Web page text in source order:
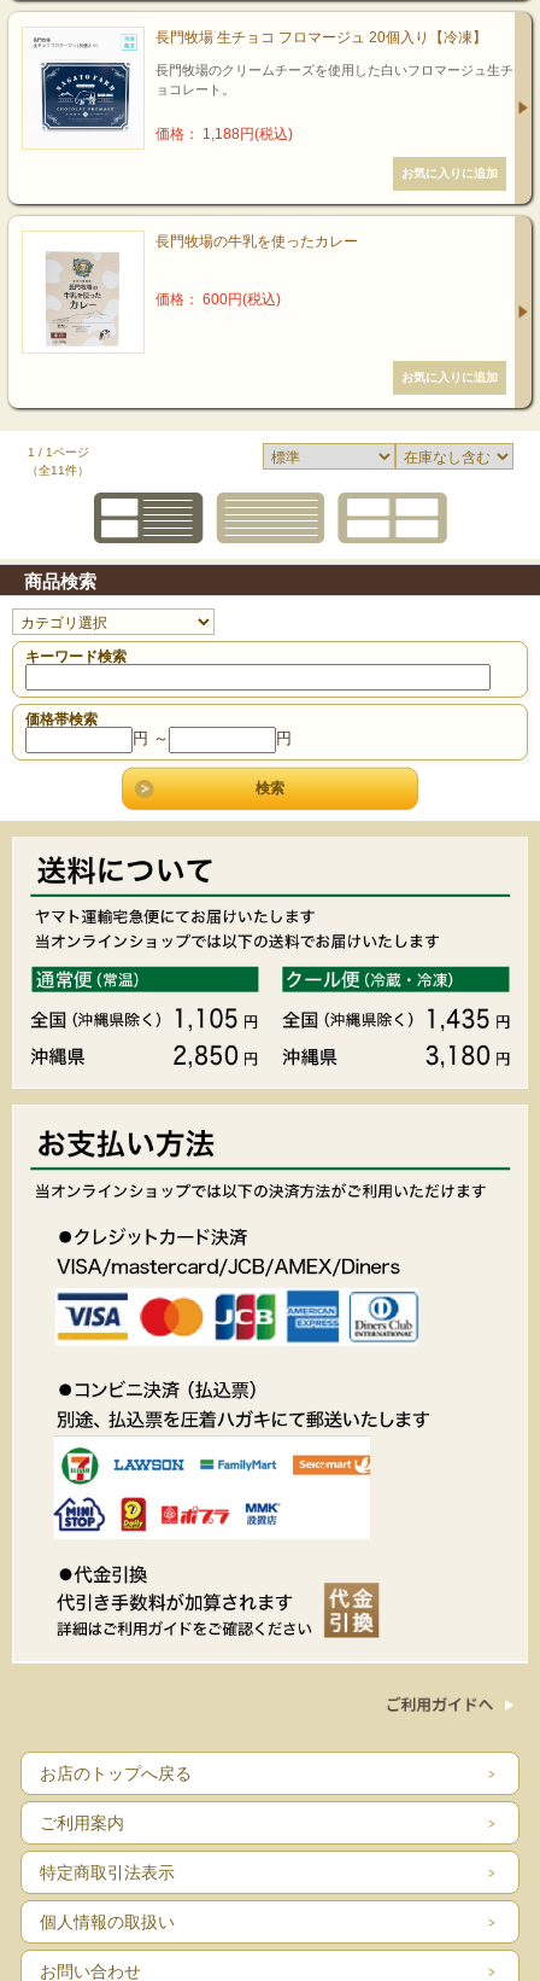
長門牧場 生チョコ フロマージュ 20個入り【冷凍】
長門牧場のクリームチーズを使用した白いフロマージュ生チ
ョコレート。
価格： 1,188円(税込)
長門牧場の牛乳を使ったカレー
価格： 600円(税込)
1 / 1ページ
（全11件）
商品検索
キーワード検索
価格帯検索
円 ～ 円
お店のトップへ戻る
ご利用案内
特定商取引法表示
個人情報の取扱い
お問い合わせ